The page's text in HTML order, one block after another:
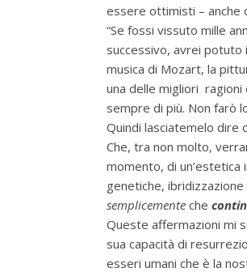
essere ottimisti – anche
“Se fossi vissuto mille
successivo, avrei potuto
musica di Mozart, la
una delle migliori
sempre di più. Non farò
Quindi lasciatemelo dire
Che, tra non molto,
momento, di un’estetica
genetiche,
semplicemente che
Queste affermazioni mi
sua capacità di
esseri umani che è la